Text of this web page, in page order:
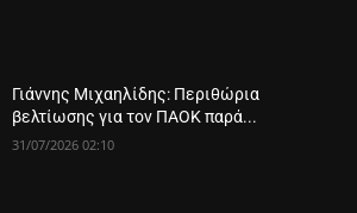
Γιάννης Μιχαηλίδης: Περιθώρια
βελτίωσης για τον ΠΑΟΚ παρά...
31/07/2026 02:10